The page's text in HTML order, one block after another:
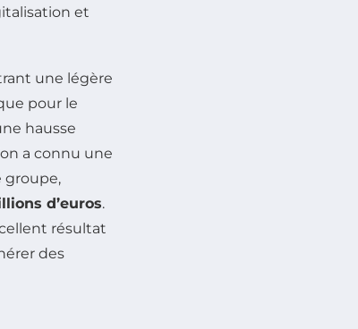
et
une légère
pour le
hausse
a connu une
groupe,
d’euros.
résultat
des